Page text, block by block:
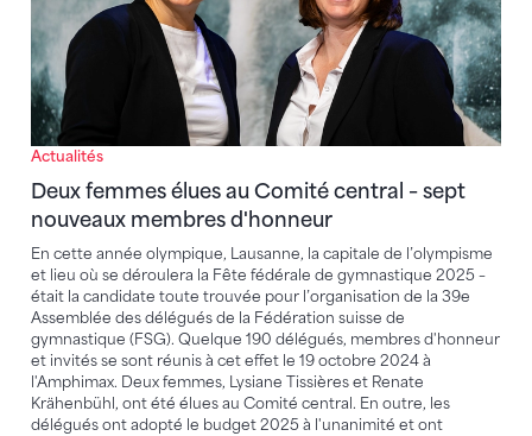
Actualités
Deux femmes élues au Comité central – sept
nouveaux membres d'honneur
En cette année olympique, Lausanne, la capitale de l’olympisme
et lieu où se déroulera la Fête fédérale de gymnastique 2025 –
était la candidate toute trouvée pour l’organisation de la 39e
Assemblée des délégués de la Fédération suisse de
gymnastique (FSG). Quelque 190 délégués, membres d'honneur
et invités se sont réunis à cet effet le 19 octobre 2024 à
l'Amphimax. Deux femmes, Lysiane Tissières et Renate
Krähenbühl, ont été élues au Comité central. En outre, les
délégués ont adopté le budget 2025 à l'unanimité et ont